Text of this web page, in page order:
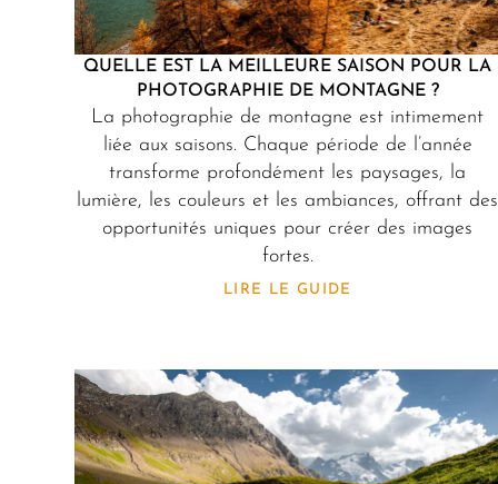
QUELLE EST LA MEILLEURE SAISON POUR LA
PHOTOGRAPHIE DE MONTAGNE ?
La photographie de montagne est intimement
liée aux saisons. Chaque période de l’année
transforme profondément les paysages, la
lumière, les couleurs et les ambiances, offrant des
opportunités uniques pour créer des images
fortes.
LIRE LE GUIDE